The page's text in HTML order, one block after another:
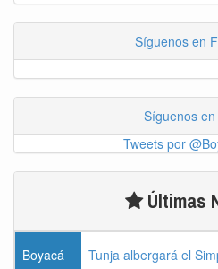
Síguenos en
Síguenos
Tweets por
Últimas
Boyacá Tunja albergará el